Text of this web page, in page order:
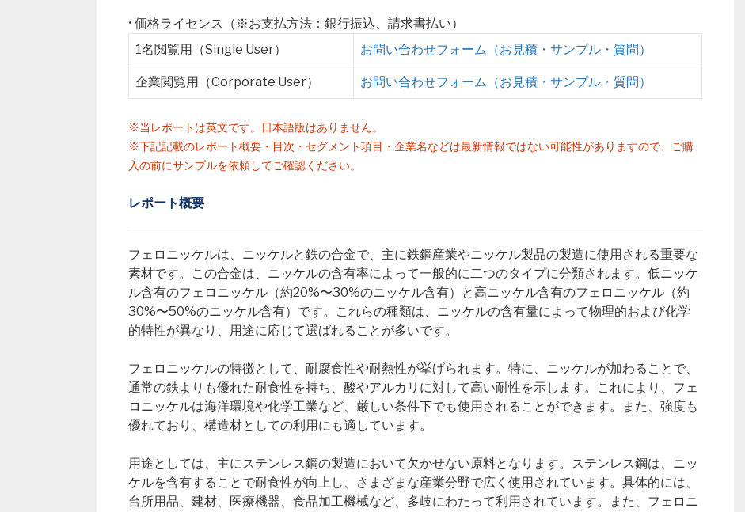
• 価格ライセンス（※お支払方法：銀行振込、請求書払い）
1名閲覧用（Single User）
お問い合わせフォーム（お見積・サンプル・質問）
企業閲覧用（Corporate User） お問い合わせフォーム（お見積・サンプル・質問）
※当レポートは英文です。日本語版はありません。
※下記記載のレポート概要・目次・セグメント項目・企業名などは最新情報ではない可能性がありますので、ご購
入の前にサンプルを依頼してご確認ください。
レポート概要
フェロニッケルは、ニッケルと鉄の合金で、主に鉄鋼産業やニッケル製品の製造に使用される重要な
素材です。この合金は、ニッケルの含有率によって一般的に二つのタイプに分類されます。低ニッケ
ル含有のフェロニッケル（約20%〜30%のニッケル含有）と高ニッケル含有のフェロニッケル（約
30%〜50%のニッケル含有）です。これらの種類は、ニッケルの含有量によって物理的および化学
的特性が異なり、用途に応じて選ばれることが多いです。
フェロニッケルの特徴として、耐腐食性や耐熱性が挙げられます。特に、ニッケルが加わることで、
通常の鉄よりも優れた耐食性を持ち、酸やアルカリに対して高い耐性を示します。これにより、フェ
ロニッケルは海洋環境や化学工業など、厳しい条件下でも使用されることができます。また、強度も
優れており、構造材としての利用にも適しています。
用途としては、主にステンレス鋼の製造において欠かせない原料となります。ステンレス鋼は、ニッ
ケルを含有することで耐食性が向上し、さまざまな産業分野で広く使用されています。具体的には、
台所用品、建材、医療機器、食品加工機械など、多岐にわたって利用されています。また、フェロニ